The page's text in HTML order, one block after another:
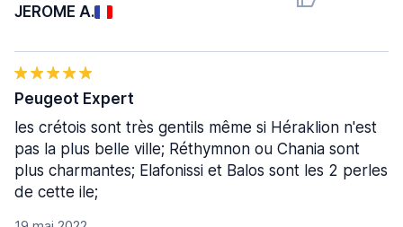
JEROME A.
Peugeot Expert
les crétois sont très gentils même si Héraklion n'est
pas la plus belle ville; Réthymnon ou Chania sont
plus charmantes; Elafonissi et Balos sont les 2 perles
de cette ile;